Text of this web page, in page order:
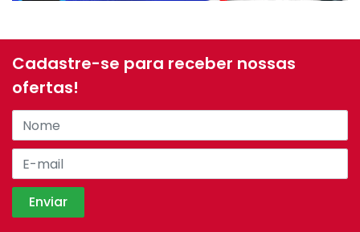
Cadastre-se para receber nossas
ofertas!